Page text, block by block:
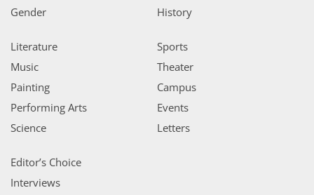
Gender
History
Literature
Music
Painting
Performing Arts
Science
Sports
Theater
Campus
Events
Letters
Editor’s Choice
Interviews